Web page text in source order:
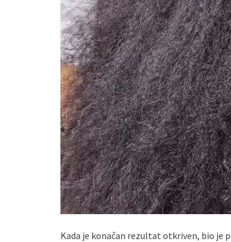
Kada je konačan rezultat otkriven, bio je